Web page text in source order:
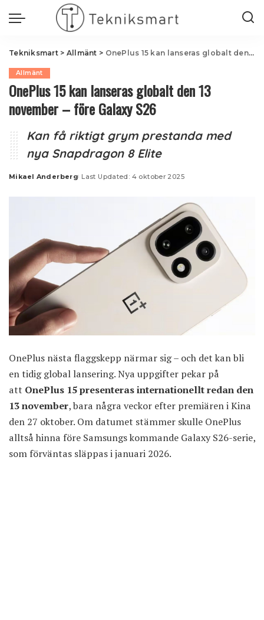
Tekniksmart> Allmänt > OnePlus 15 kan lanseras globalt den 13 november – före Galaxy S26
Allmänt
OnePlus 15 kan lanseras globalt den 13
november – före Galaxy S26
Kan få riktigt grym prestanda med
nya Snapdragon 8 Elite
Posted
Mikael Anderberg Last Updated: 4 oktober 2025
OnePlus nästa flaggskepp närmar sig – och det kan bli
en tidig global lansering. Nya uppgifter pekar på
att OnePlus 15 presenteras internationellt redan den
13 november, bara några veckor efter premiären i Kina
den 27 oktober. Om datumet stämmer skulle OnePlus
alltså hinna före Samsungs kommande Galaxy S26-serie,
som förväntas släppas i januari 2026.